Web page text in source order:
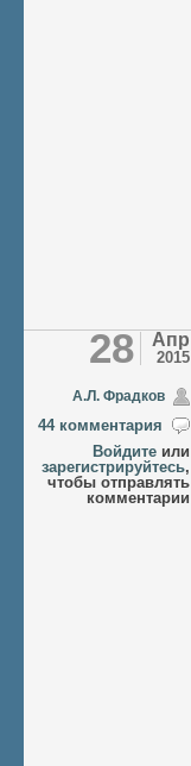
28 Апр
2015
А.Л. Фрадков
44 комментария
Войдите или
зарегистрируйтесь,
чтобы отправлять
комментарии